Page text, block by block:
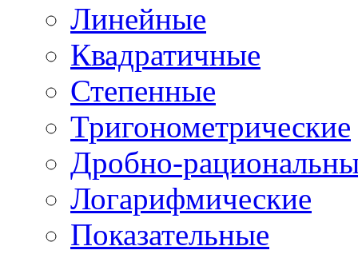
Линейные
Квадратичные
Степенные
Тригонометрические
Дробно-
Логарифмические
Показательные